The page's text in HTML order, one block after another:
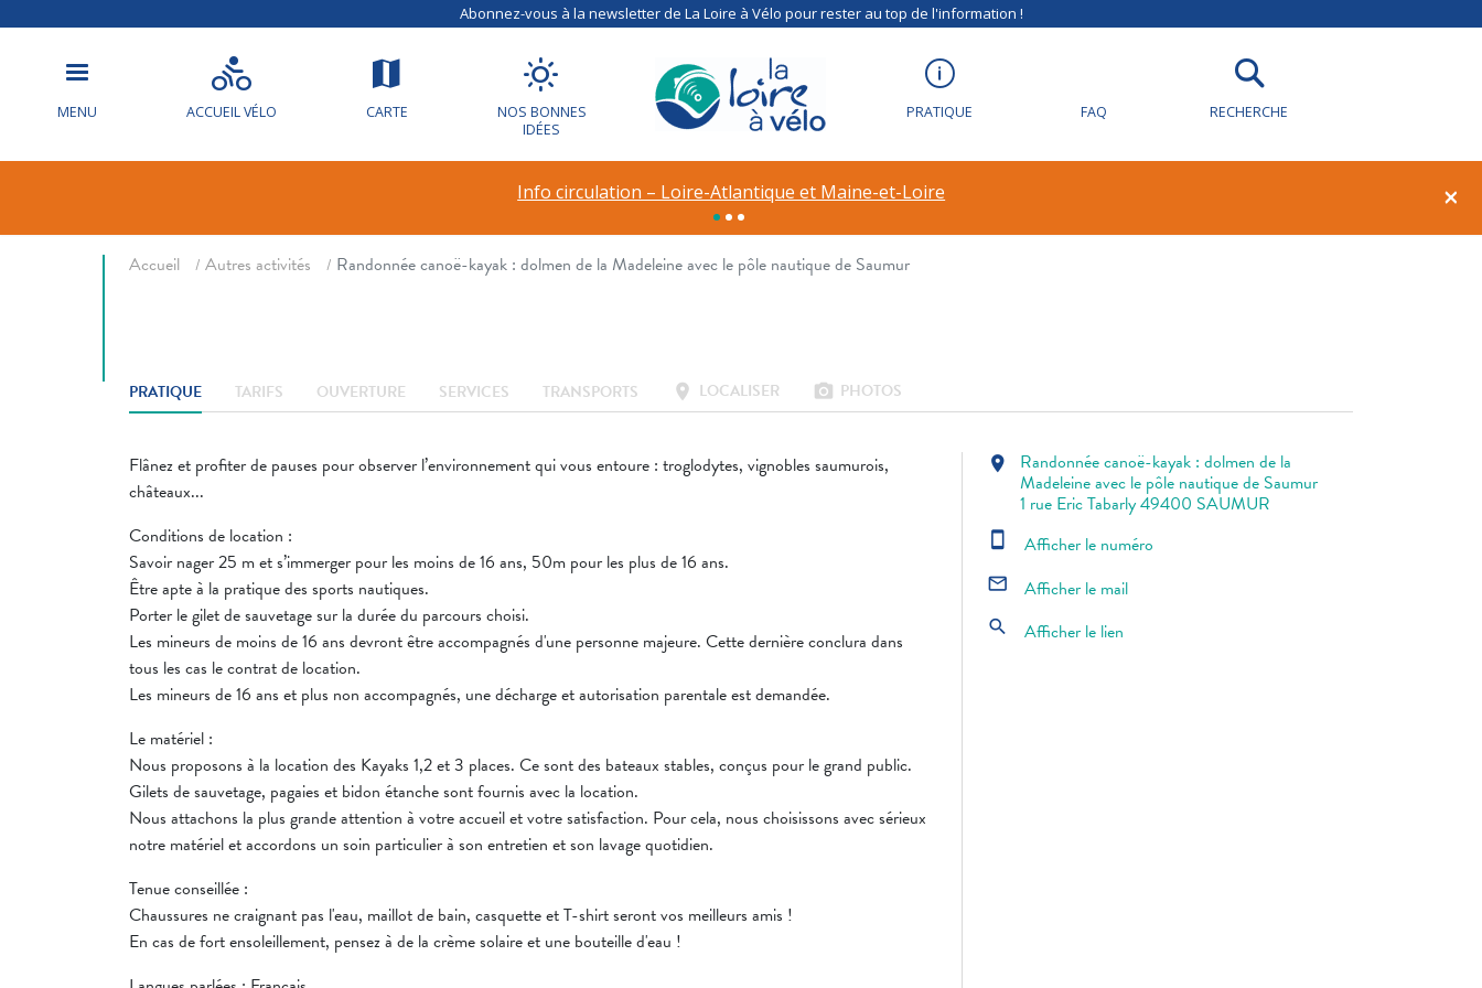
Abonnez-vous à la newsletter de La Loire à Vélo pour rester au top de l'information !
MENU ACCUEIL VÉLO CARTE
NOS BONNES
IDÉES
PRATIQUE FAQ RECHERCHE
×
Info circulation – Loire-Atlantique et Maine-et-Loire
la Madeleine avec le pôle nautique
de Saumur
1 0
Accueil Autres activités Randonnée canoë-kayak : dolmen de la Madeleine avec le pôle nautique de Saumur
PRATIQUE TARIFS OUVERTURE SERVICES TRANSPORTS location_on LOCALISER photo_camera PHOTOS
Flânez et profiter de pauses pour observer l’environnement qui vous entoure : troglodytes, vignobles saumurois,
châteaux...
Conditions de location :
Savoir nager 25 m et s’immerger pour les moins de 16 ans, 50m pour les plus de 16 ans.
Être apte à la pratique des sports nautiques.
Porter le gilet de sauvetage sur la durée du parcours choisi.
Les mineurs de moins de 16 ans devront être accompagnés d'une personne majeure. Cette dernière conclura dans
tous les cas le contrat de location.
Les mineurs de 16 ans et plus non accompagnés, une décharge et autorisation parentale est demandée.
Le matériel :
Nous proposons à la location des Kayaks 1,2 et 3 places. Ce sont des bateaux stables, conçus pour le grand public.
Gilets de sauvetage, pagaies et bidon étanche sont fournis avec la location.
Nous attachons la plus grande attention à votre accueil et votre satisfaction. Pour cela, nous choisissons avec sérieux
notre matériel et accordons un soin particulier à son entretien et son lavage quotidien.
Tenue conseillée :
Chaussures ne craignant pas l'eau, maillot de bain, casquette et T-shirt seront vos meilleurs amis !
En cas de fort ensoleillement, pensez à de la crème solaire et une bouteille d'eau !
location_on Randonnée canoë-kayak : dolmen de la
Madeleine avec le pôle nautique de Saumur
1 rue Eric Tabarly 49400 SAUMUR
smartphone Afficher le numéro
mail_outline Afficher le mail
search Afficher le lien